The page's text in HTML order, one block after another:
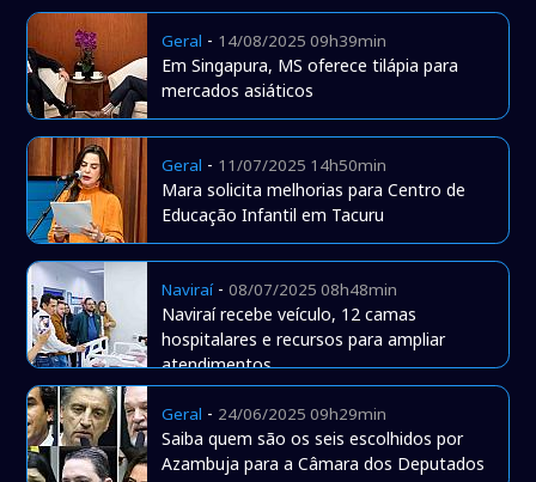
Geral - 14/08/2025 09h39min
Em Singapura, MS oferece tilápia para
mercados asiáticos
Geral - 11/07/2025 14h50min
Mara solicita melhorias para Centro de
Educação Infantil em Tacuru
Naviraí-08/07/2025 08h48min
Naviraí recebe veículo, 12 camas
hospitalares e recursos para ampliar
atendimentos
Geral - 24/06/2025 09h29min
Saiba quem são os seis escolhidos por
Azambuja para a Câmara dos Deputados